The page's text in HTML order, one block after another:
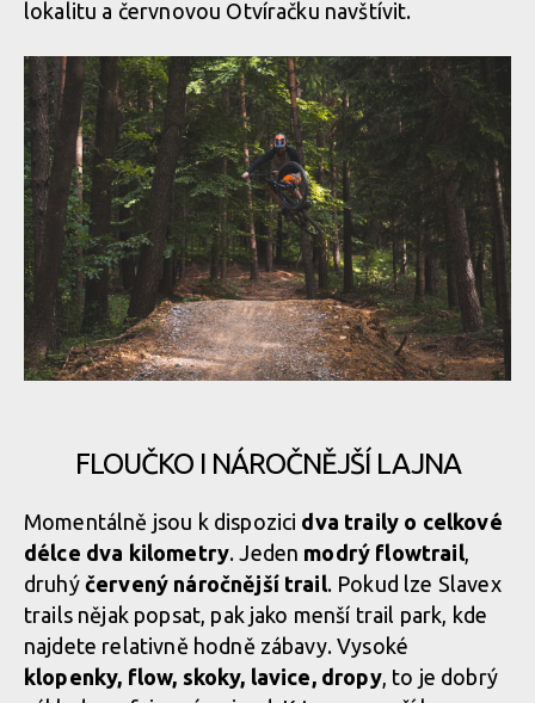
lokalitu a červnovou Otvíračku navštívit.
FLOUČKO I NÁROČNĚJŠÍ LAJNA
Momentálně jsou k dispozici dva traily o celkové
délce dva kilometry. Jeden modrý flowtrail,
druhý červený náročnější trail. Pokud lze Slavex
trails nějak popsat, pak jako menší trail park, kde
najdete relativně hodně zábavy. Vysoké
klopenky, flow, skoky, lavice, dropy, to je dobrý